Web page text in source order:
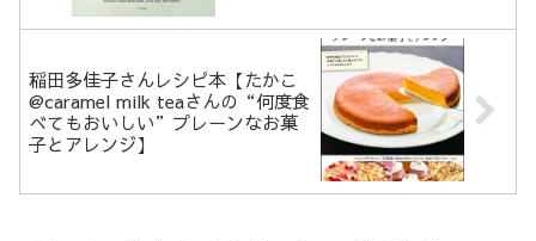
稲田多佳子さんレシピ本【たかこ
@caramel milk teaさんの“何度食
べてもおいしい”プレーンなお菓
子とアレンジ】